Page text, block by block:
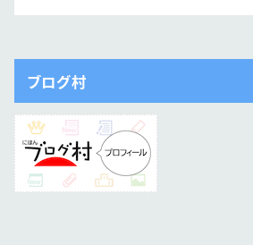
ブログ村